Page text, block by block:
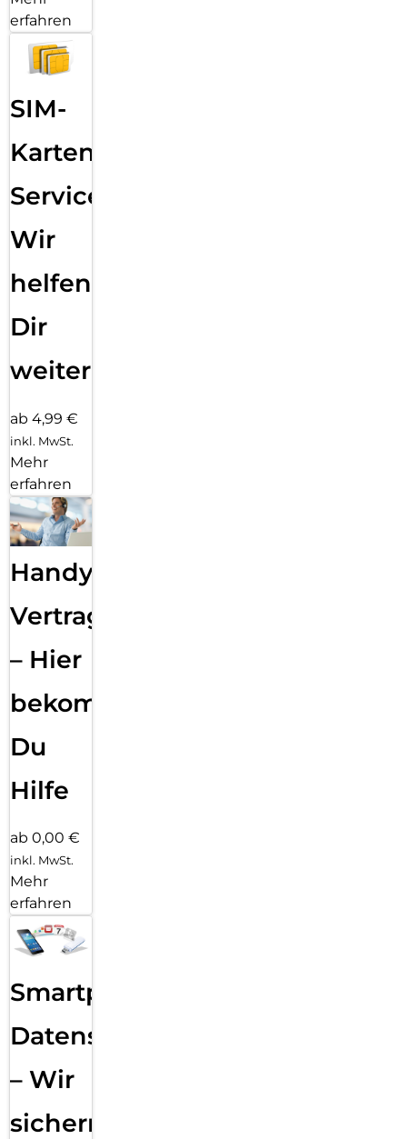
an Armbändern in unterschiedlichen Farben, Stilen und
Materialien.
erfahren
SIM-
Karten
Service:
Wir
helfen
Dir
weiter
ab 4,99 €
inkl. MwSt.
Mehr
erfahren
Handy
Vertragsabwicklung
– Hier
bekommst
Du
Hilfe
ab 0,00 €
inkl. MwSt.
Mehr
erfahren
Smartphone
Datensicherung
– Wir
sichern